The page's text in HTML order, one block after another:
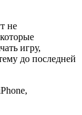
не
игру,
до последней